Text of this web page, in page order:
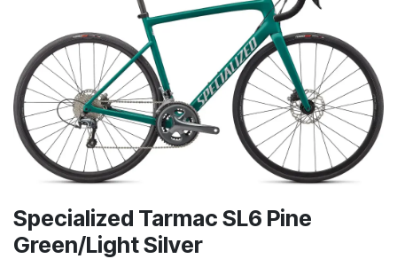
Specialized Tarmac SL6 Pine
Green/Light Silver